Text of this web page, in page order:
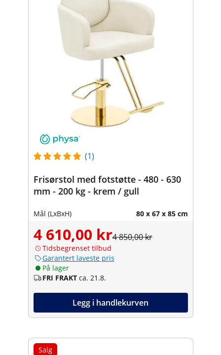
(1)
Frisørstol med fotstøtte - 480 - 630
mm - 200 kg - krem / gull
Mål (LxBxH) 80 x 67 x 85 cm
4 610,00 kr4 850,00 kr
Tidsbegrenset tilbud
Garantert laveste pris
På lager
FRI FRAKT ca. 21.8.
Legg i handlekurven
Salg